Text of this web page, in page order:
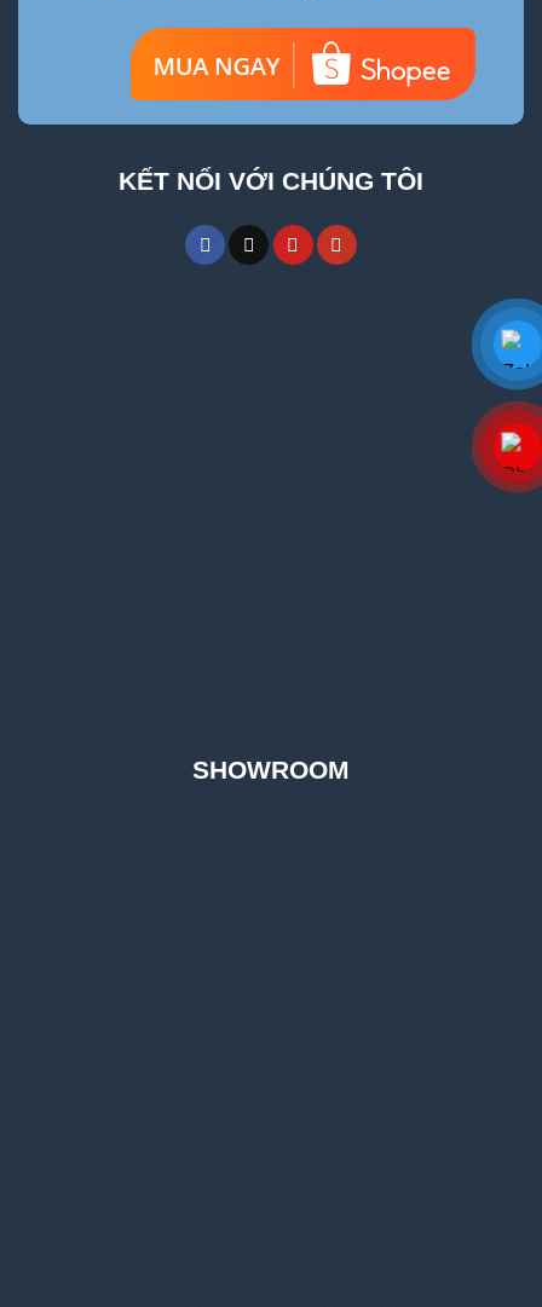
KẾT NỐI VỚI CHÚNG TÔI
SHOWROOM